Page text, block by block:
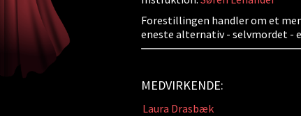
Forestillingen handler om et
eneste alternativ - selvmordet -
MEDVIRKENDE:
Laura Drasbæk